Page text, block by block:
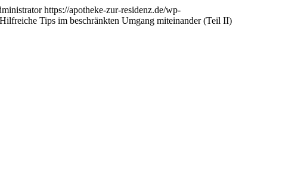
https://apotheke-zur-residenz.de/wp-
Hilfreiche Tips im beschränkten Umgang miteinander (Teil II)